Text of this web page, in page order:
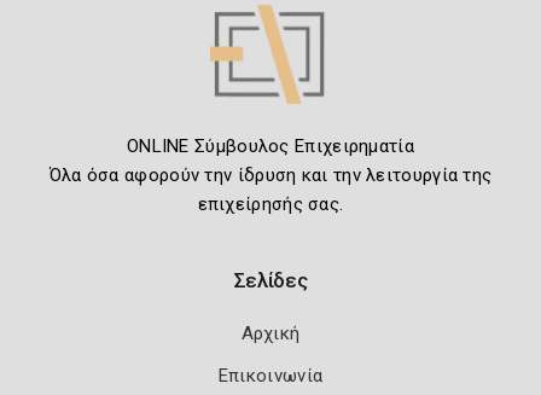
ONLINE Σύμβουλος Επιχειρηματία
Όλα όσα αφορούν την ίδρυση και την λειτουργία της
επιχείρησής σας.
Σελίδες
Αρχική
Επικοινωνία